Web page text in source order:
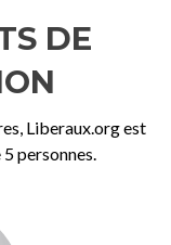
DE
Liberaux.org est
5 personnes.